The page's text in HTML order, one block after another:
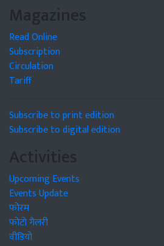
Magazines
Read Online
Subscription
Circulation
Tariff
Subscribe to print edition
Subscribe to digital edition
Activities
Upcoming Events
Events Update
फोरम
फोटो गैलरी
वीडियो